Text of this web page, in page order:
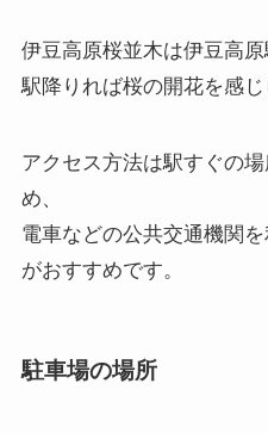
伊豆高原桜並木は伊豆高
駅降りれば桜の開花を感じ
アクセス方法は駅すぐの
め、
電車などの公共交通機関
がおすすめです。
駐車場の場所